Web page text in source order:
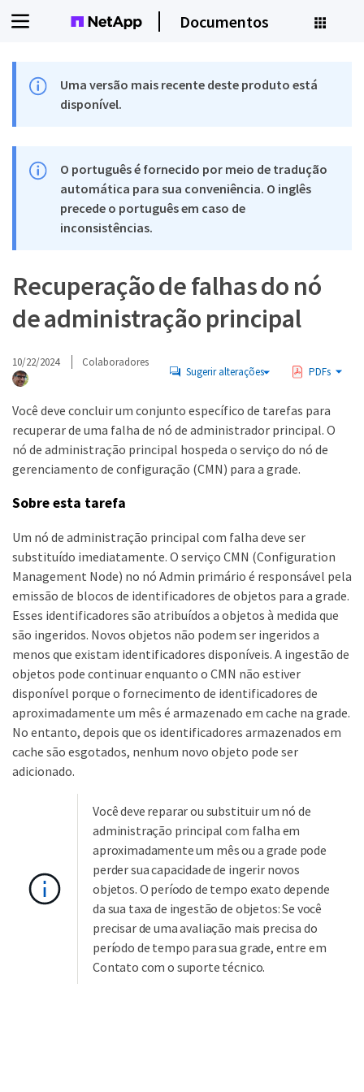
Documentos
Uma versão mais recente deste produto está
disponível.
O português é fornecido por meio de tradução
automática para sua conveniência. O inglês
precede o português em caso de
inconsistências.
Recuperação de falhas do nó
de administração principal
10/22/2024 Colaboradores
Sugerir alterações PDFs
Você deve concluir um conjunto específico de tarefas para
recuperar de uma falha de nó de administrador principal. O
nó de administração principal hospeda o serviço do nó de
gerenciamento de configuração (CMN) para a grade.
Sobre esta tarefa
Um nó de administração principal com falha deve ser
substituído imediatamente. O serviço CMN (Configuration
Management Node) no nó Admin primário é responsável pela
emissão de blocos de identificadores de objetos para a grade.
Esses identificadores são atribuídos a objetos à medida que
são ingeridos. Novos objetos não podem ser ingeridos a
menos que existam identificadores disponíveis. A ingestão de
objetos pode continuar enquanto o CMN não estiver
disponível porque o fornecimento de identificadores de
aproximadamente um mês é armazenado em cache na grade.
No entanto, depois que os identificadores armazenados em
cache são esgotados, nenhum novo objeto pode ser
adicionado.
Você deve reparar ou substituir um nó de
administração principal com falha em
aproximadamente um mês ou a grade pode
perder sua capacidade de ingerir novos
objetos. O período de tempo exato depende
da sua taxa de ingestão de objetos: Se você
precisar de uma avaliação mais precisa do
período de tempo para sua grade, entre em
Contato com o suporte técnico.